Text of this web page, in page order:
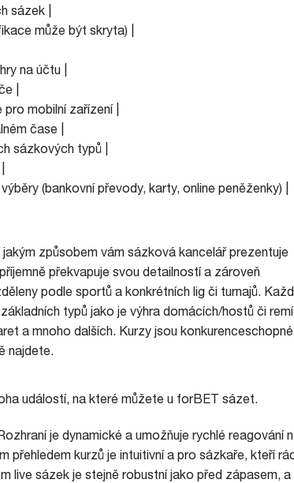
sázek |
může být skryta) |
na účtu |
|
mobilní zařízení |
čase |
sázkových typů |
(bankovní převody, karty, online peněženky) |
způsobem vám sázková kancelář prezentuje
překvapuje svou detailností a zároveň
podle sportů a konkrétních lig či turnajů.
typů jako je výhra domácích/hostů či
a mnoho dalších. Kurzy jsou
najdete.
událostí, na které můžete u forBET sázet.
je dynamické a umožňuje rychlé reagování
přehledem kurzů je intuitivní a pro sázkaře, kteří
live sázek je stejně robustní jako před zápasem,